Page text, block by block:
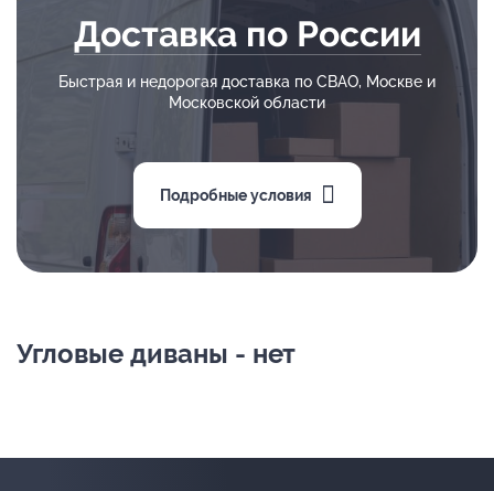
Доставка по России
Быстрая и недорогая доставка по СВАО, Москве и
Московской области
Подробные условия
Угловые диваны - нет